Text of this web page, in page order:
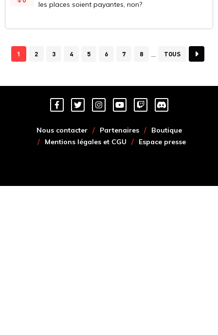
les places soient payantes, non?
1 2 3 4 5 6 7 8 TOUS
Nous contacter Partenaires
Boutique
Mentions légales et CGU
Espace presse